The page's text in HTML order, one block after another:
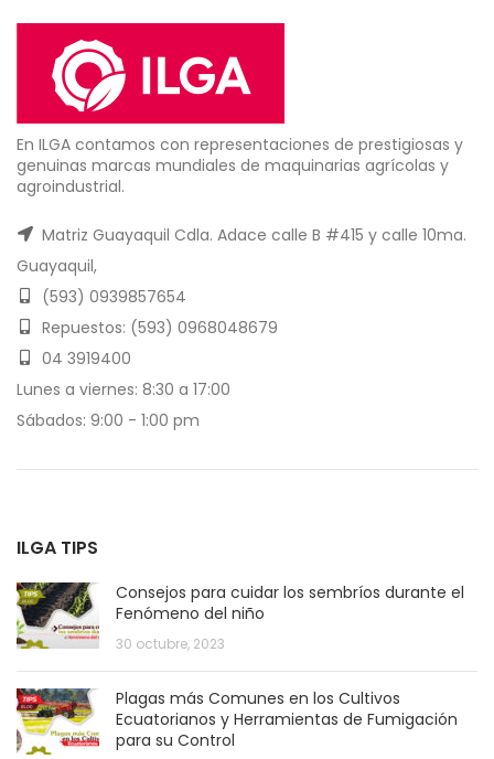
En ILGA contamos con representaciones de prestigiosas y
genuinas marcas mundiales de maquinarias agrícolas y
agroindustrial.
Matriz Guayaquil Cdla. Adace calle B #415 y calle 10ma.
Guayaquil,
(593) 0939857654
Repuestos: (593) 0968048679
04 3919400
Lunes a viernes: 8:30 a 17:00
Sábados: 9:00 - 1:00 pm
ILGA TIPS
Consejos para cuidar los sembríos durante el
Fenómeno del niño
30 octubre, 2023
Plagas más Comunes en los Cultivos
Ecuatorianos y Herramientas de Fumigación
para su Control